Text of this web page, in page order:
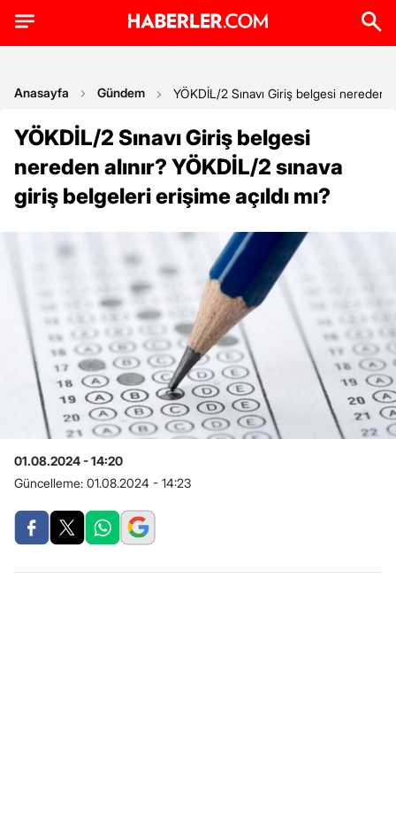
Anasayfa Gündem YÖKDİL/2 Sınavı Giriş belgesi nereden
YÖKDİL/2 Sınavı Giriş belgesi
nereden alınır? YÖKDİL/2 sınava
giriş belgeleri erişime açıldı mı?
01.08.2024 - 14:20
Güncelleme: 01.08.2024 - 14:23